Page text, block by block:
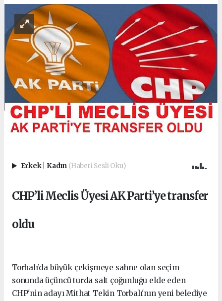
Erkek Kadın (Haberi Sesli Oku)
CHP’li Meclis Üyesi AK Parti’ye transfer
oldu
Torbalı’da büyük çekişmeye sahne olan seçim
sonunda üçüncü turda salt çoğunluğu elde eden
CHP'nin adayı Mithat Tekin Torbalı'nın yeni belediye